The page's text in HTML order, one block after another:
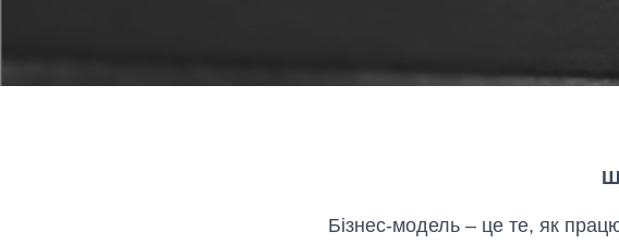
Бізнес-модель – це те, як